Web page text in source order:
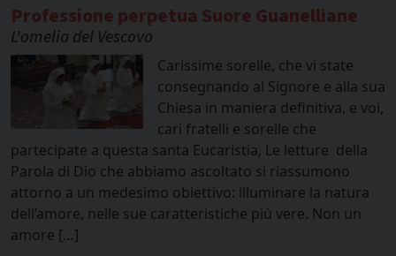
Professione perpetua Suore Guanelliane
L'omelia del Vescovo
Carissime sorelle, che vi state
consegnando al Signore e alla sua
Chiesa in maniera definitiva, e voi,
cari fratelli e sorelle che
partecipate a questa santa Eucaristia, Le letture della
Parola di Dio che abbiamo ascoltato si riassumono
attorno a un medesimo obiettivo: illuminare la natura
dell’amore, nelle sue caratteristiche più vere. Non un
amore […]